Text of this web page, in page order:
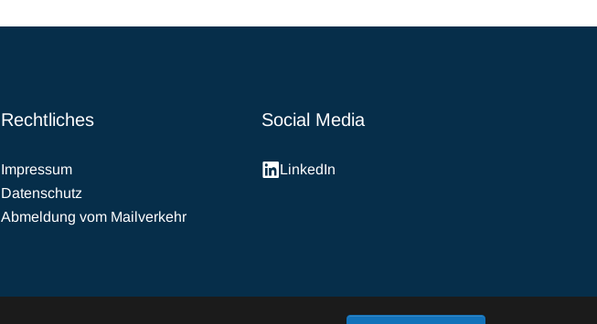
Rechtliches
Impressum
Datenschutz
Abmeldung vom Mailverkehr
Social Media
LinkedIn